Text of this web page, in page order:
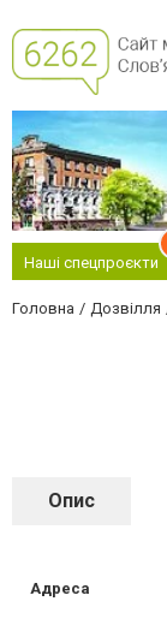
Наші спецпроєкти
Головна Дозвілля
Опис
Адреса